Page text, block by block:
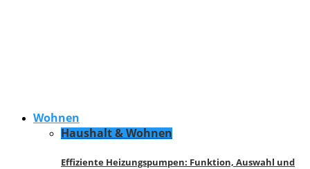
Wohnen
Haushalt & Wohnen
Effiziente Heizungspumpen: Funktion, Auswahl und